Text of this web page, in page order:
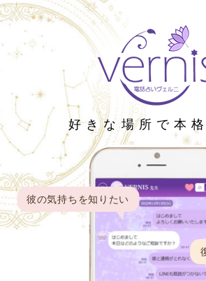
恋愛・復縁の相談に強い
好きな場所で本格
彼の気持ちを知りたい